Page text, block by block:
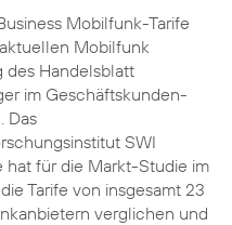
Mobilfunk-Tarife
Mobilfunk
des Handelsblatt
im Geschäftskunden-
Das
SWI
hat für die Markt-Studie im
Tarife von insgesamt 23
verglichen und